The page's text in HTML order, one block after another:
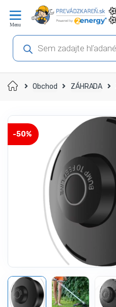
navigáciu
obsah
Products
search
Domov Obchod ZÁHRADA
-50%